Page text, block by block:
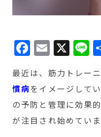
Email
X
最近は、筋力トレー
慣病をイメージして
の予防と管理に効果
が注目され始めていま